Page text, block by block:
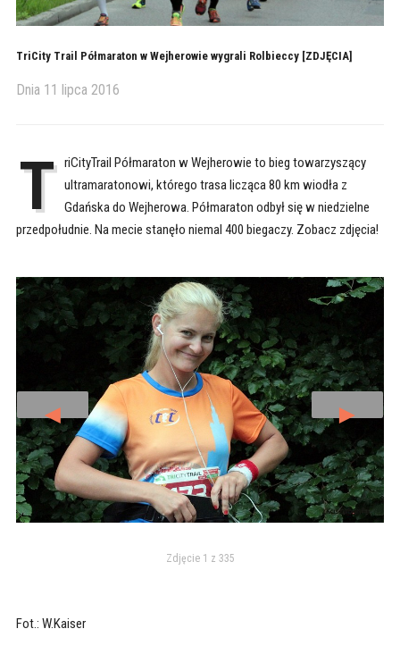
TriCity Trail Półmaraton w Wejherowie wygrali Rolbieccy [ZDJĘCIA]
Dnia 11 lipca 2016
T riCityTrail Półmaraton w Wejherowie to bieg towarzyszący
ultramaratonowi, którego trasa licząca 80 km wiodła z
Gdańska do Wejherowa. Półmaraton odbył się w niedzielne
przedpołudnie. Na mecie stanęło niemal 400 biegaczy. Zobacz zdjęcia!
◄ ►
Zdjęcie 1 z 335
Fot.: W.Kaiser